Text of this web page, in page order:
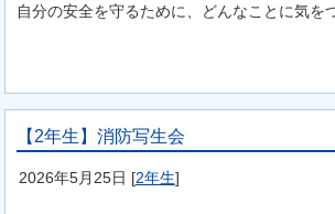
自分の安全を守るために、どんなことに気を
【2年生】消防写生会
2026年5月25日 [2年生]